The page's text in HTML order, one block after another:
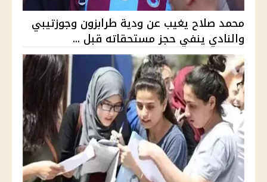
محمد صلاح يغيب عن ودية طرابزون وجوزتيبي
والنادي ينفي حجز مستحقاته قبل ...